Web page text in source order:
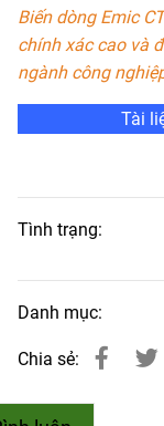
Biến dòng Emic
chính xác cao và
ngành công
Tài
Tình trạng:
Danh mục:
Chia sẻ: